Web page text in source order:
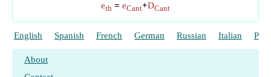
eth = eCant+DCant
English Spanish French German Russian Italian
About